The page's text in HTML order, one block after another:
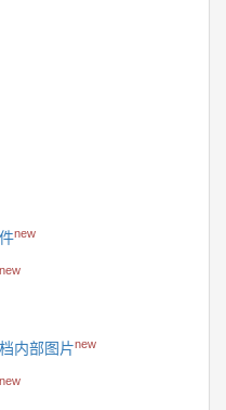
new
new
内部图片new
new